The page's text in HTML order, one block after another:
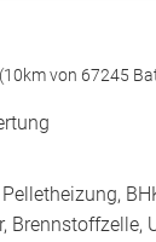
von 67245
Brennstoffzelle,